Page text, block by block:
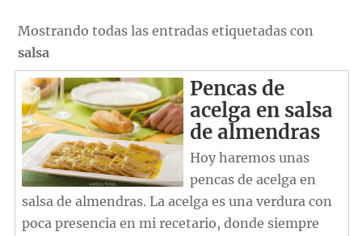
Mostrando todas las entradas etiquetadas con
salsa
Pencas de
acelga en salsa
de almendras
Hoy haremos unas
pencas de acelga en
salsa de almendras. La acelga es una verdura con
poca presencia en mi recetario, donde siempre